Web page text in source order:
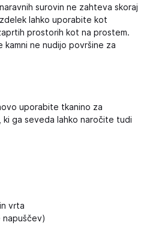
surovin ne zahteva skoraj
lahko uporabite kot
prostorih kot na prostem.
kamni ne nudijo površine za
uporabite tkanino za
ga seveda lahko naročite tudi
vrta
napuščev)